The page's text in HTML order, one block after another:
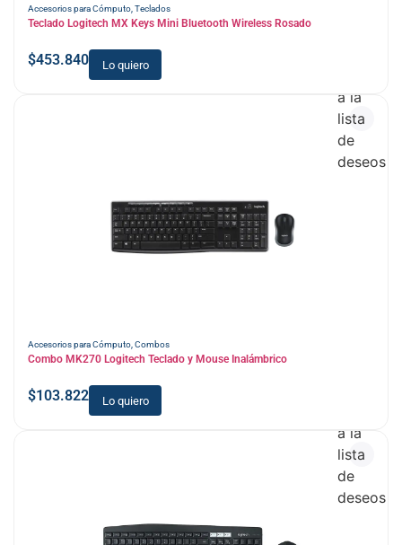
Accesorios para Cómputo Teclados
Teclado Logitech MX Keys Mini Bluetooth Wireless Rosado
$453.840 Lo quiero
Accesorios para Cómputo Combos
Combo MK270 Logitech Teclado y Mouse Inalámbrico
$103.822 Lo quiero
a la
lista
de
deseos
a la
lista
de
deseos